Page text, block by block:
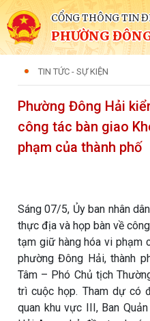
CỔNG THÔNG TIN
PHƯỜNG
TIN TỨC - SỰ KIỆN
Phường Đông Hải
công tác bàn giao
phạm của thành phố
Sáng 07/5, Ủy ban nhân
thực địa và họp bàn về
tạm giữ hàng hóa vi phạm
phường Đông Hải, thành
Tâm – Phó Chủ tịch
trì cuộc họp. Tham dự có
quan khu vực III, Ban